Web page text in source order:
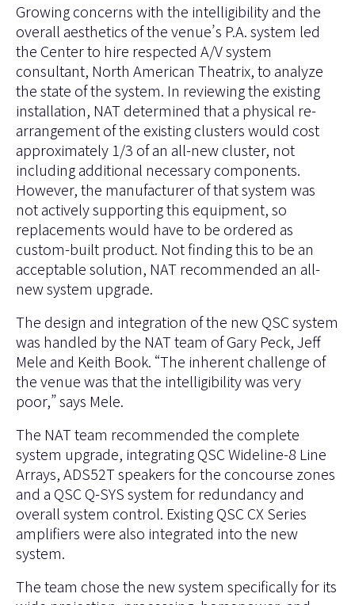
Growing concerns with the intelligibility and the
overall aesthetics of the venue’s P.A. system led
the Center to hire respected A/V system
consultant, North American Theatrix, to analyze
the state of the system. In reviewing the existing
installation, NAT determined that a physical re-
arrangement of the existing clusters would cost
approximately 1/3 of an all-new cluster, not
including additional necessary components.
However, the manufacturer of that system was
not actively supporting this equipment, so
replacements would have to be ordered as
custom-built product. Not finding this to be an
acceptable solution, NAT recommended an all-
new system upgrade.
The design and integration of the new QSC system
was handled by the NAT team of Gary Peck, Jeff
Mele and Keith Book. “The inherent challenge of
the venue was that the intelligibility was very
poor,” says Mele.
The NAT team recommended the complete
system upgrade, integrating QSC Wideline-8 Line
Arrays, ADS52T speakers for the concourse zones
and a QSC Q-SYS system for redundancy and
overall system control. Existing QSC CX Series
amplifiers were also integrated into the new
system.
The team chose the new system specifically for its